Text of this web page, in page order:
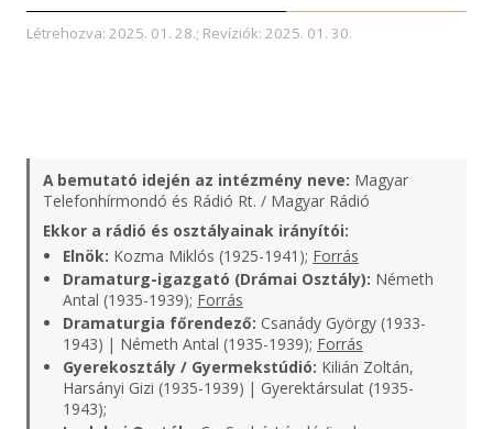
Létrehozva: 2025. 01. 28.; Revíziók: 2025. 01. 30.
A bemutató idején az intézmény neve: Magyar
Telefonhírmondó és Rádió Rt. / Magyar Rádió
Ekkor a rádió és osztályainak irányítói:
Elnök: Kozma Miklós (1925-1941); Forrás
Dramaturg-igazgató (Drámai Osztály): Németh
Antal (1935-1939); Forrás
Dramaturgia főrendező: Csanády György (1933-
1943) | Németh Antal (1935-1939); Forrás
Gyerekosztály / Gyermekstúdió: Kilián Zoltán,
Harsányi Gizi (1935-1939) | Gyerektársulat (1935-
1943);